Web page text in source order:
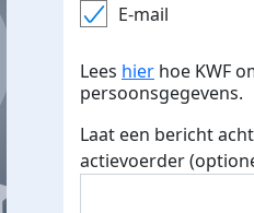
E-mail
Lees hier hoe KWF
persoonsgegevens.
Laat een bericht
actievoerder